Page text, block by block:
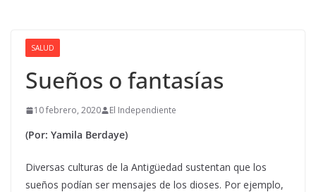
SALUD
Sueños o fantasías
10 febrero, 2020 El Independiente
(Por: Yamila Berdaye)
Diversas culturas de la Antigüedad sustentan que los
sueños podían ser mensajes de los dioses. Por ejemplo,